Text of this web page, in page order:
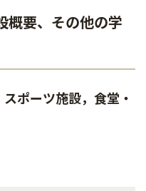
概要、その他の学
ポーツ施設，食堂・